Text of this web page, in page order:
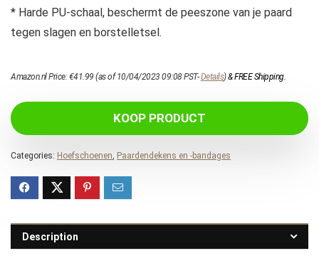
* Harde PU-schaal, beschermt de peeszone van je paard
tegen slagen en borstelletsel.
Amazon.nl Price:€41.99 (as of 10/04/2023 09:08 PST-Details)&FREE Shipping.
KOOP PRODUCT
Categories: Hoefschoenen Paardendekens en -bandages
Description